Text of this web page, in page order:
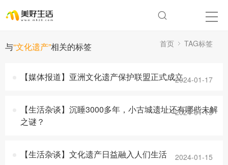
与“文化遗产”相关的标签 首页 TAG标签
【媒体报道】亚洲文化遗产保护联盟正式成立2024-01-17
【生活杂谈】沉睡3000多年，小古城遗址还有哪些未解
之谜？
2024-01-15
【生活杂谈】文化遗产日益融入人们生活 2024-01-15